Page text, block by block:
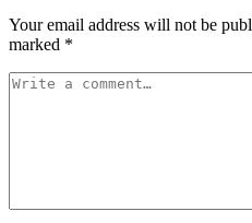
Your email address will not be
marked *